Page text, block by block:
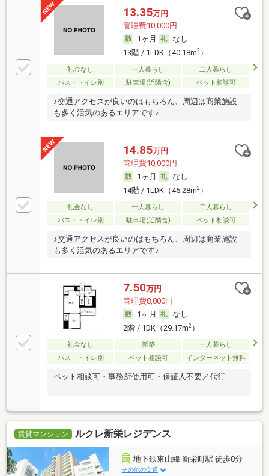
13.35万円
管理費10,000円
1ヶ月
なし
13階 / 1LDK（40.18m2）
礼金なし 一人暮らし
二人暮らし
バス・トイレ別
駐車場(近隣含) ペット相談可
♪交通アクセスが良いのはもちろん、周辺は商業施設
も多く活気のあるエリアです♪
14.85万円
管理費10,000円
1ヶ月
なし
14階 / 1LDK（45.28m2）
礼金なし 一人暮らし
二人暮らし
バス・トイレ別
駐車場(近隣含) ペット相談可
♪交通アクセスが良いのはもちろん、周辺は商業施設
も多く活気のあるエリアです♪
7.50万円
管理費8,000円
1ヶ月
なし
2階 / 1DK（29.17m2）
礼金なし 新築
一人暮らし
バス・トイレ別
ペット相談可 インターネット無料
ペット相談可・事務所使用可・保証人不要／代行
賃貸マンション ルクレ新栄レジデンス
地下鉄東山線 新栄町駅 徒歩8分
その他の交通